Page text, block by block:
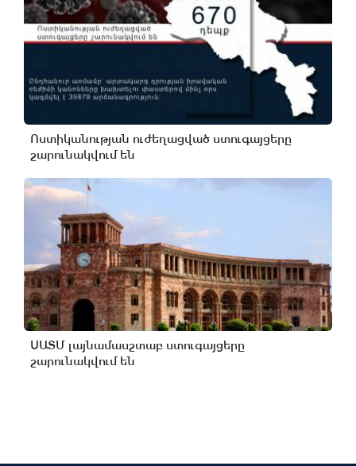
Ոստիկանության ուժեղացված ստուգայցերը
շարունակվում են
ՍԱՏՄ լայնամասշտաբ ստուգայցերը
շարունակվում են